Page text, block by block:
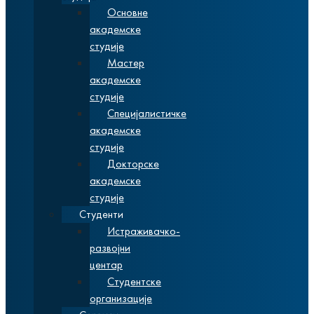
Основне
академске
студије
Мастер
академске
студије
Специјалистичке
академске
студије
Докторске
академске
студије
Студенти
Истраживачко-
развојни
центар
Студентске
организације